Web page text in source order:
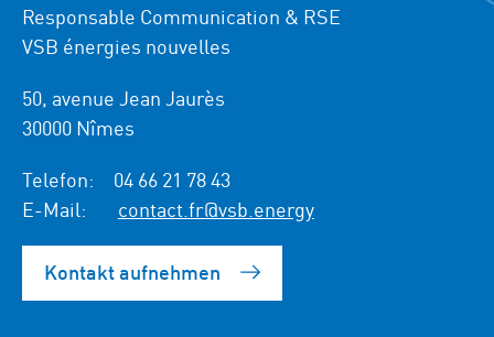
Responsable Communication & RSE
VSB énergies nouvelles
50, avenue Jean Jaurès
30000 Nîmes
Telefon:
04 66 21 78 43
E-Mail:
contact.fr@vsb.energy
Kontakt aufnehmen